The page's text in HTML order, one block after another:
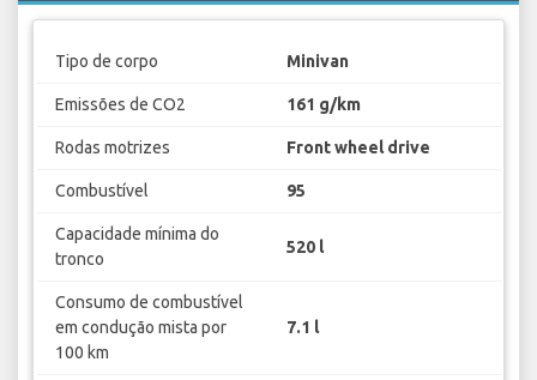
Tipo de corpo Minivan
Emissões de CO2 161 g/km
Rodas motrizes Front wheel drive
Combustível 95
Capacidade mínima do
tronco
520 l
Consumo de combustível
em condução mista por
100 km
7.1 l